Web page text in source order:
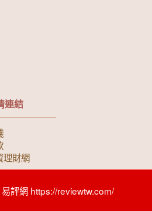
連結
理財網
評網 https://reviewtw.com/